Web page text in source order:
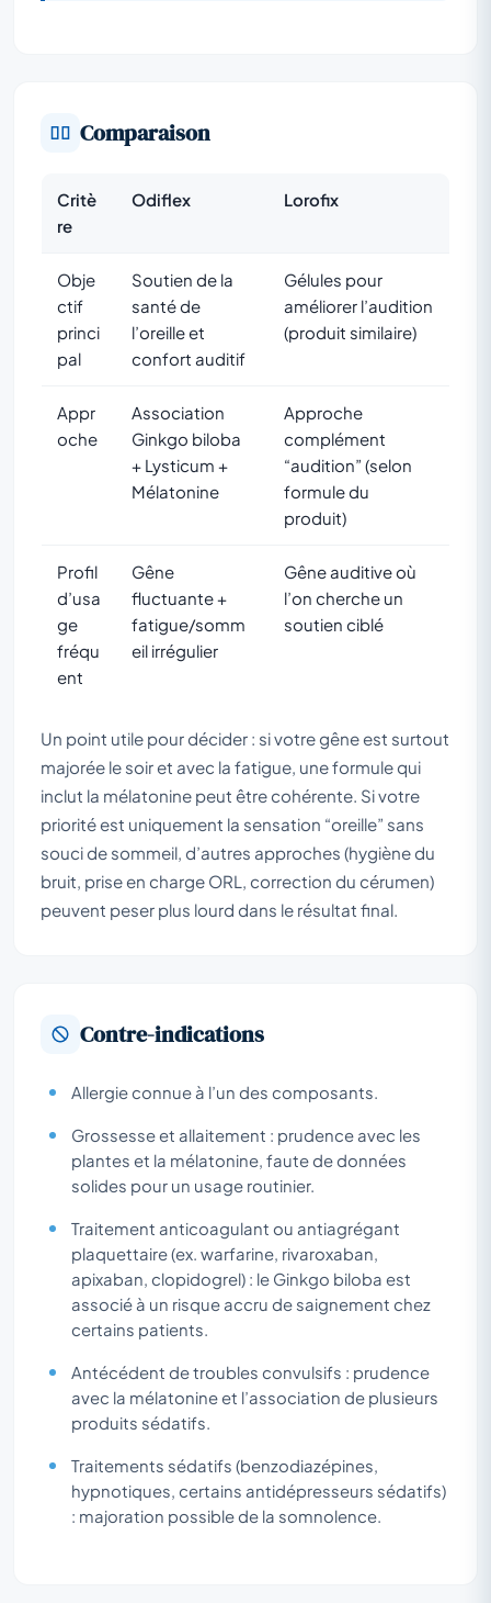
Comparaison
Critè
re
Odiflex Lorofix
Obje
ctif
princi
pal
Soutien de la
santé de
l’oreille et
confort auditif
Gélules pour
améliorer l’audition
(produit similaire)
Appr
oche
Association
Ginkgo biloba
+ Lysticum +
Mélatonine
Approche
complément
“audition” (selon
formule du
produit)
Profil
d’usa
ge
fréqu
ent
Gêne
fluctuante +
fatigue/somm
eil irrégulier
Gêne auditive où
l’on cherche un
soutien ciblé
Un point utile pour décider : si votre gêne est surtout
majorée le soir et avec la fatigue, une formule qui
inclut la mélatonine peut être cohérente. Si votre
priorité est uniquement la sensation “oreille” sans
souci de sommeil, d’autres approches (hygiène du
bruit, prise en charge ORL, correction du cérumen)
peuvent peser plus lourd dans le résultat final.
Contre-indications
Allergie connue à l’un des composants.
Grossesse et allaitement : prudence avec les
plantes et la mélatonine, faute de données
solides pour un usage routinier.
Traitement anticoagulant ou antiagrégant
plaquettaire (ex. warfarine, rivaroxaban,
apixaban, clopidogrel) : le Ginkgo biloba est
associé à un risque accru de saignement chez
certains patients.
Antécédent de troubles convulsifs : prudence
avec la mélatonine et l’association de plusieurs
produits sédatifs.
Traitements sédatifs (benzodiazépines,
hypnotiques, certains antidépresseurs sédatifs)
: majoration possible de la somnolence.